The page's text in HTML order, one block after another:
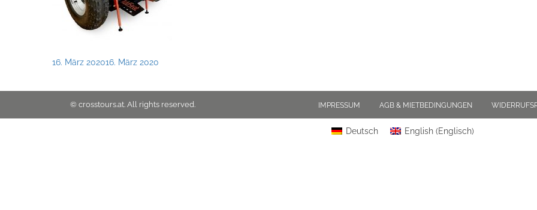
Posted
16. März 202016. März 2020
© crosstours.at. All rights reserved. IMPRESSUM AGB & MIETBEDINGUNGEN
Deutsch English(Englisch)